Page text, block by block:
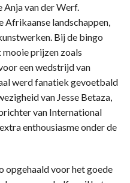
van der Werf.
landschappen,
Bij de bingo
prijzen zoals
een wedstrijd van
werd fanatiek gevoetbald
van Jesse Betaza,
van International
enthousiasme onder de
opgehaald voor het goede